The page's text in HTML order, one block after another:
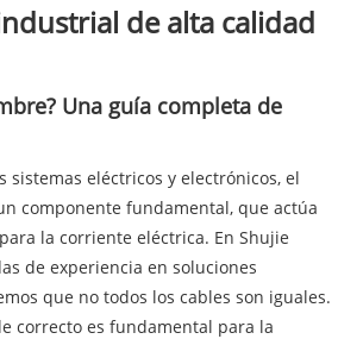
de alta calidad
Una guía completa de
sistemas eléctricos y electrónicos, el
componente fundamental, que actúa
la corriente eléctrica. En Shujie
de experiencia en soluciones
que no todos los cables son iguales.
correcto es fundamental para la